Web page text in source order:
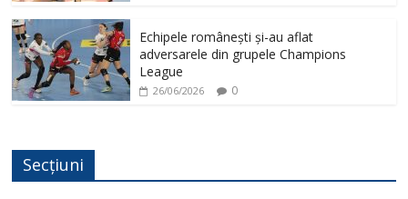
Echipele românești și-au aflat
adversarele din grupele Champions
League
26/06/2026 0
Secțiuni